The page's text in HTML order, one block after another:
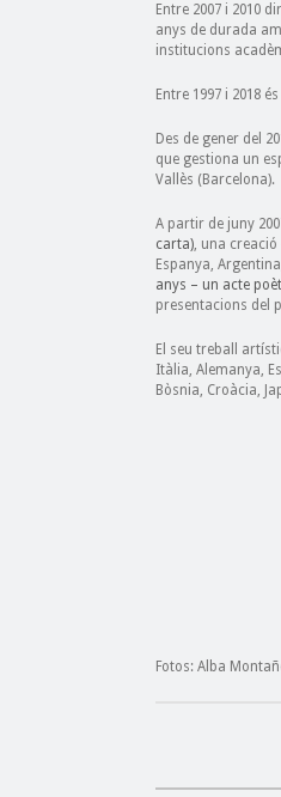
Entre 2007 i 2010
anys de durada
institucions
Entre 1997 i 2018
Des de gener del
que gestiona un
Vallès (Barcelona).
A partir de juny
carta), una
Espanya,
anys – un acte
presentacions del
El seu treball
Itàlia, Alemanya,
Bòsnia, Croàcia,
Fotos: Alba